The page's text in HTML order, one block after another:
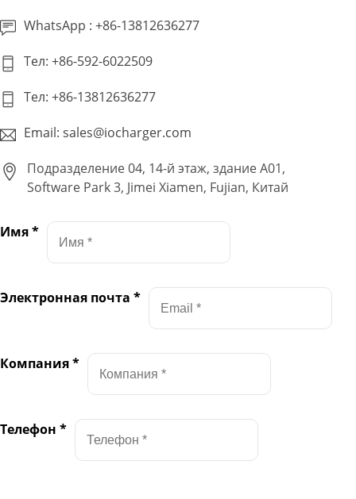
WhatsApp : +86-13812636277
Тел: +86-592-6022509
Тел: +86-13812636277
Email: sales@iocharger.com
Подразделение 04, 14-й этаж, здание A01,
Software Park 3, Jimei Xiamen, Fujian, Китай
Имя*
Электронная почта *
Компания*
Телефон *